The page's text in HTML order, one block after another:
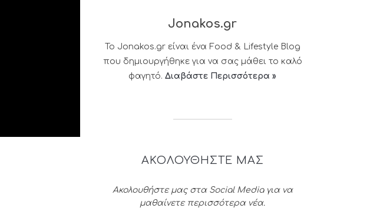
Jonakos.gr
Το Jonakos.gr είναι ένα Food & Lifestyle Blog
που δημιουργήθηκε για να σας μάθει το καλό
φαγητό. Διαβάστε Περισσότερα »
ΑΚΟΛΟΥΘΗΣΤΕ ΜΑΣ
Ακολουθήστε μας στα Social Media για να
μαθαίνετε περισσότερα νέα.